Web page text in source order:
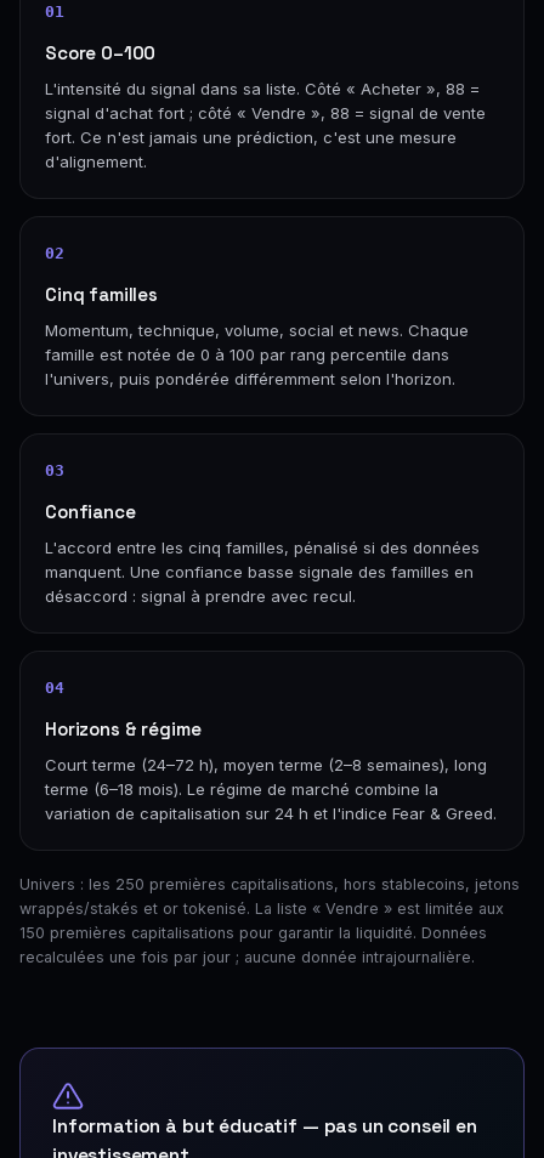
01
Score 0–100
L'intensité du signal dans sa liste. Côté « Acheter », 88 =
signal d'achat fort ; côté « Vendre », 88 = signal de vente
fort. Ce n'est jamais une prédiction, c'est une mesure
d'alignement.
02
Cinq familles
Momentum, technique, volume, social et news. Chaque
famille est notée de 0 à 100 par rang percentile dans
l'univers, puis pondérée différemment selon l'horizon.
03
Confiance
L'accord entre les cinq familles, pénalisé si des données
manquent. Une confiance basse signale des familles en
désaccord : signal à prendre avec recul.
04
Horizons & régime
Court terme (24–72 h), moyen terme (2–8 semaines), long
terme (6–18 mois). Le régime de marché combine la
variation de capitalisation sur 24 h et l'indice Fear & Greed.
Univers : les 250 premières capitalisations, hors stablecoins, jetons
wrappés/stakés et or tokenisé. La liste « Vendre » est limitée aux
150 premières capitalisations pour garantir la liquidité. Données
recalculées une fois par jour ; aucune donnée intrajournalière.
Information à but éducatif — pas un conseil en